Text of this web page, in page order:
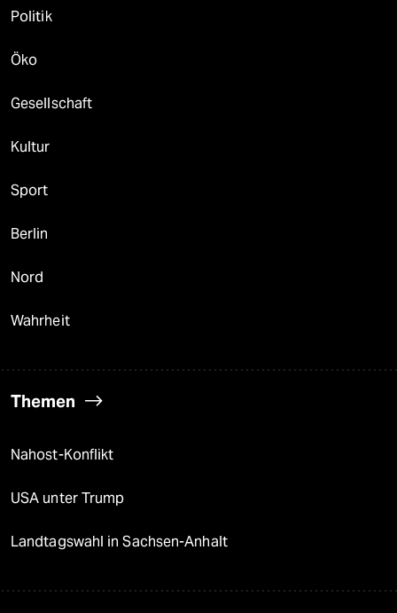
Politik
Öko
Gesellschaft
Kultur
Sport
Berlin
Nord
Wahrheit
Themen
Nahost-Konflikt
USA unter Trump
Landtagswahl in Sachsen-Anhalt